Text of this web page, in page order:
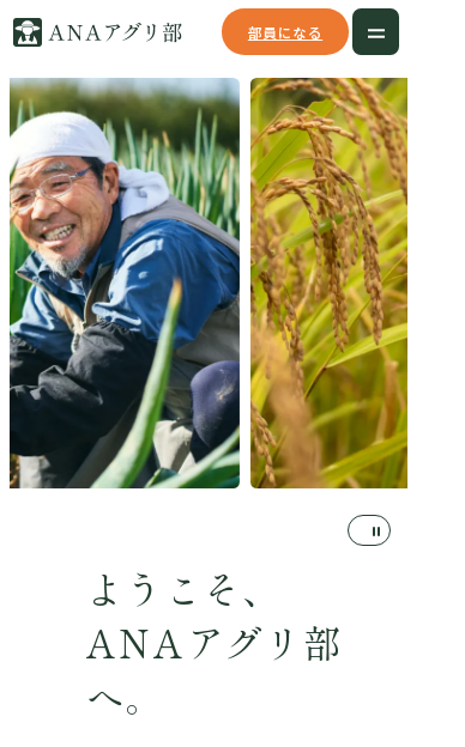
部員になる
TOP
ご参加までの流れ
多古町について
多古町を知る
多古町と関わる
多古町への行き方
農家さん紹介
ようこそ、
ANAアグリ部
へ。